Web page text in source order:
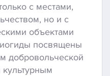
с местами,
но и с
объектами
посвящены
добровольческой
культурным